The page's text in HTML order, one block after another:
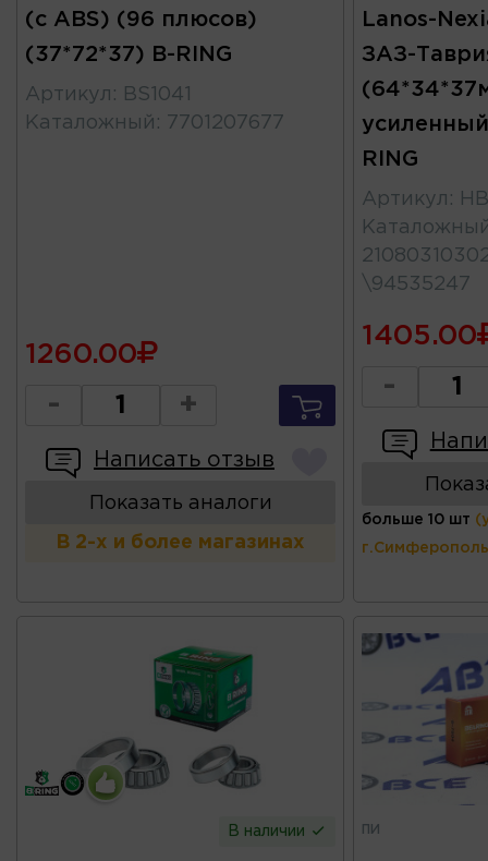
(с ABS) (96 плюсов)
(37*72*37) B-RING
Артикул :
BS1041
Каталожный : 7701207677
1260.00
- +
Написать отзыв
Показать аналоги
В 2-х и более магазинах
Lanos-
ЗАЗ-
RING
Артикул :
\94535247
1405.00
-
больше 10 шт
В наличии ПИ